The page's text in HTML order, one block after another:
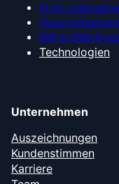
KI für
Cloud-
ERP & CRM-
Technologien
Unternehmen
Auszeichnungen
Kundenstimmen
Karriere